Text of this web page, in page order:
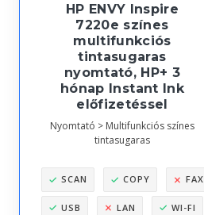
HP ENVY Inspire
7220e színes
multifunkciós
tintasugaras
nyomtató, HP+ 3
hónap Instant Ink
előfizetéssel
Nyomtató > Multifunkciós színes
tintasugaras
SCAN COPY FAX
USB LAN WI-FI